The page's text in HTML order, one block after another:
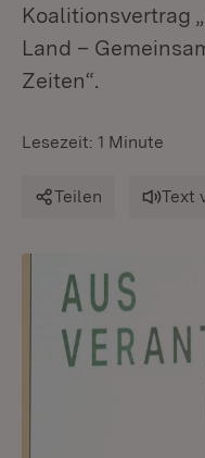
Koalitionsvertrag
Land –
Zeiten“.
Lesezeit: 1 Minute
Teilen Text